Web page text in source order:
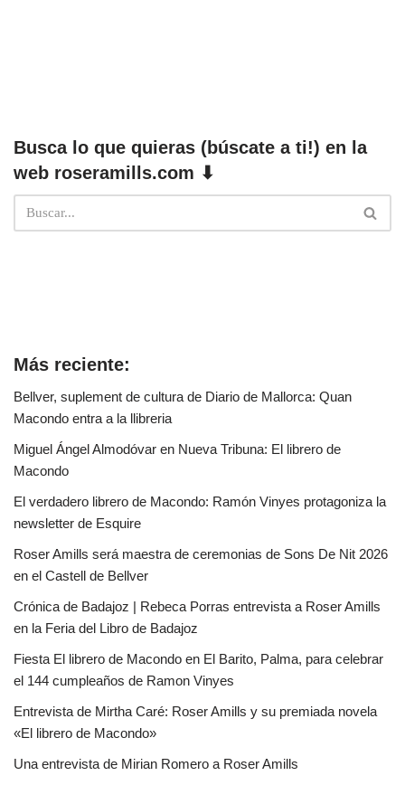
Busca lo que quieras (búscate a ti!) en la
web roseramills.com ⬇
Más reciente:
Bellver, suplement de cultura de Diario de Mallorca: Quan
Macondo entra a la llibreria
Miguel Ángel Almodóvar en Nueva Tribuna: El librero de
Macondo
El verdadero librero de Macondo: Ramón Vinyes protagoniza la
newsletter de Esquire
Roser Amills será maestra de ceremonias de Sons De Nit 2026
en el Castell de Bellver
Crónica de Badajoz | Rebeca Porras entrevista a Roser Amills
en la Feria del Libro de Badajoz
Fiesta El librero de Macondo en El Barito, Palma, para celebrar
el 144 cumpleaños de Ramon Vinyes
Entrevista de Mirtha Caré: Roser Amills y su premiada novela
«El librero de Macondo»
Una entrevista de Mirian Romero a Roser Amills